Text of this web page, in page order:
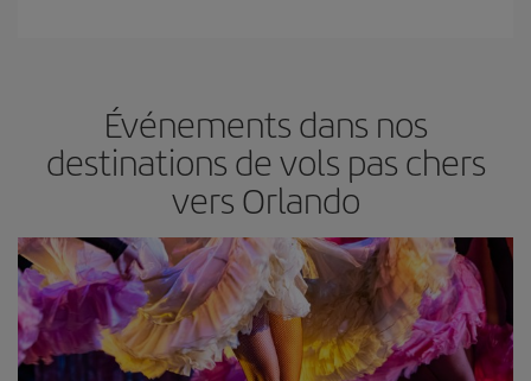
Événements dans nos
destinations de vols pas chers
vers Orlando